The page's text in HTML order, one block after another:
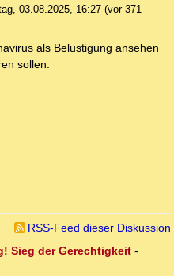
03.08.2025, 16:27 (vor 371
als Belustigung ansehen
sollen.
RSS-Feed dieser Diskussion
Sieg der Gerechtigkeit-